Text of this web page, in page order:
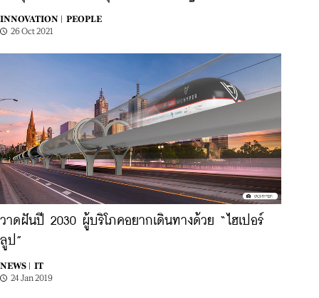
INNOVATION |
PEOPLE
26 Oct 2021
วาดฝันปี 2030 ผู้บริโภคอยากเดินทางด้วย “ไฮเปอร์
ลูป”
NEWS |
IT
24 Jan 2019